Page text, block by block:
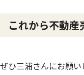
これから不動
ぜひ三浦さんにお願い